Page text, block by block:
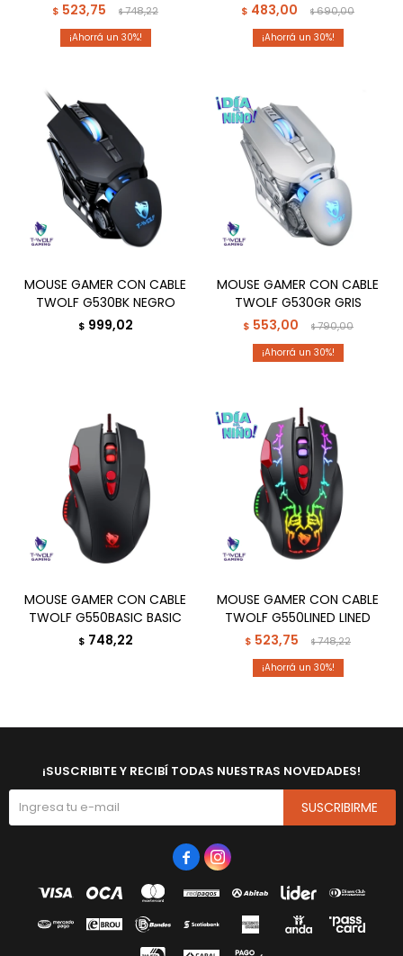
$ 523,75 $748,22
30
$ 483,00 $690,00
30
MOUSE GAMER CON CABLE
TWOLF G530BK NEGRO
$ 999,02
MOUSE GAMER CON CABLE
TWOLF G530GR GRIS
$ 553,00 $790,00
30
MOUSE GAMER CON CABLE
TWOLF G550BASIC BASIC
$ 748,22
MOUSE GAMER CON CABLE
TWOLF G550LINED LINED
$ 523,75 $748,22
30
¡SUSCRIBITE Y RECIBÍ TODAS NUESTRAS NOVEDADES!
SUSCRIBIRME
 